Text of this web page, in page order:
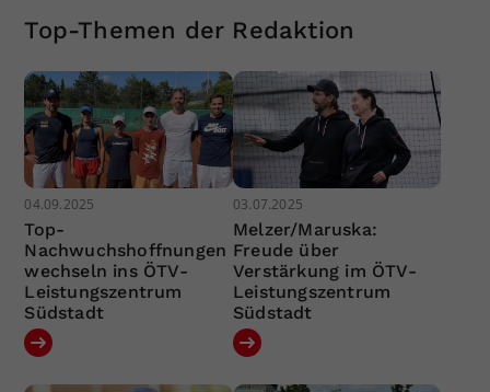
Top-Themen der Redaktion
04.09.2025
Top-
Nachwuchshoffnungen
wechseln ins ÖTV-
Leistungszentrum
Südstadt
03.07.2025
Melzer/Maruska:
Freude über
Verstärkung im ÖTV-
Leistungszentrum
Südstadt